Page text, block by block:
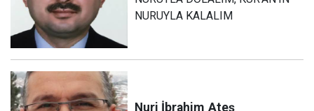
NURUYLA KALALIM
Nuri İbrahim Ateş